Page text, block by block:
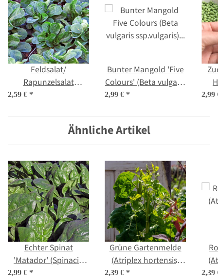
Feldsalat/
Rapunzelsalat
'Dunkelgrüner
(Valerianella locusta)
2,59 € *
Bunter Mangold 'Five
Colours' (Beta vulgaris
ssp.vulgaris) Bio
2,99 € * 2,99
Ähnliche Artikel
Echter Spinat
'Matador' (Spinacia
oleracea) Bio Saatgut
2,99 € *
Grüne Gartenmelde
(Atriplex hortensis)
2,39 € * 2,39